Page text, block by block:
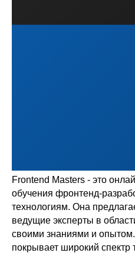
Frontend Masters - это
обучения фронтенд-
технологиям. Она
ведущие эксперты в
своими знаниями и
покрывает широкий